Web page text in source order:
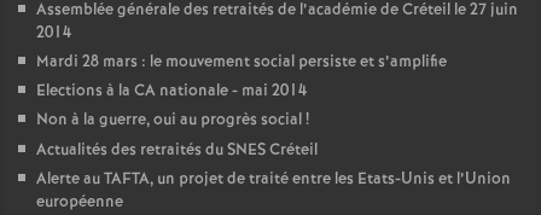
Assemblée générale des retraités de l’académie de Créteil le 27 juin
2014
Mardi 28 mars : le mouvement social persiste et s’amplifie
Elections à la CA nationale - mai 2014
Non à la guerre, oui au progrès social!
Actualités des retraités duSNESCréteil
Alerte auTAFTA, un projet de traité entre les Etats-Unis et l’Union
européenne